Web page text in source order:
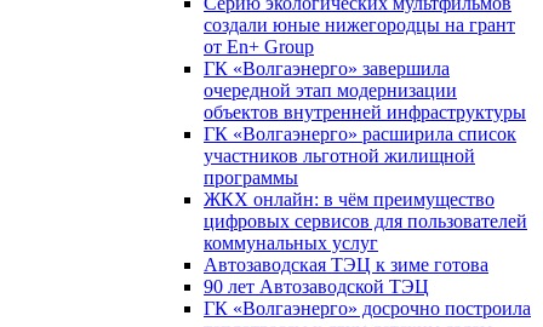
создали юные нижегородцы на грант
от En+ Group
ГК «Волгаэнерго» завершила
очередной этап модернизации
объектов внутренней инфраструктуры
ГК «Волгаэнерго» расширила список
участников льготной жилищной
программы
ЖКХ онлайн: в чём преимущество
цифровых сервисов для пользователей
коммунальных услуг
Автозаводская ТЭЦ к зиме готова
90 лет Автозаводской ТЭЦ
ГК «Волгаэнерго» досрочно построила